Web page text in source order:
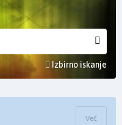
Izbirno iskanje
Več